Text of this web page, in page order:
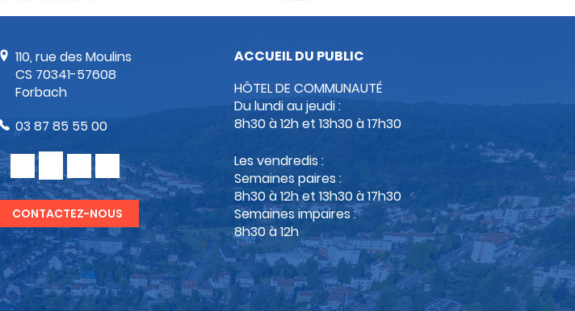
110, rue des Moulins
CS 70341-57608
Forbach
03 87 85 55 00
CONTACTEZ-NOUS
ACCUEIL DU PUBLIC
HÔTEL DE COMMUNAUTÉ
Du lundi au jeudi :
8h30 à 12h et 13h30 à 17h30
Les vendredis :
Semaines paires :
8h30 à 12h et 13h30 à 17h30
Semaines impaires :
8h30 à 12h